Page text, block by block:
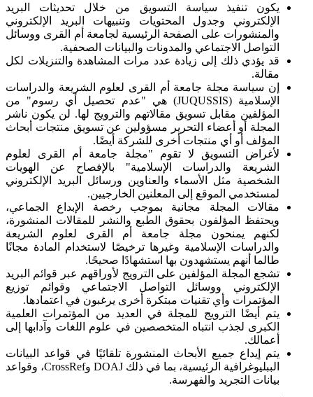
يكون تنفيذ سياسة التسويق من خلال تحديثات البريد
الإلكتروني وجدول المحتويات وتنبيهات البريد الإلكتروني
والمنشورات على الصفحة الرئيسية لجامعة أم القرى ووسائل
التواصل الاجتماعي والمدونات والبيانات الصحفية.
قد يؤدي ذلك إلى زيادة عدد مرات المشاهدة والتنزيلات لكل
مقالة.
إن سياسة مجلة جامعة أم القرى لعلوم الشريعة والدراسات
الإسلامية (JUQUSSIS) هي "عدم تحصيل أي رسوم" من
المؤلفين مقابل تسويق مقالاتهم والترويج لها. لن يكون ناشر
المجلة أو أعضاء التحرير مسؤولين عن تسويق منتجات أبحاث
المؤلف أو أي منتجات أخرى للشركة أيضًا.
لأغراض التسويق لا تقوم "مجلة جامعة أم القرى لعلوم
الشريعة والدراسات الإسلامية" بالإفصاح عن الهويات
الشخصية مثل الأسماء والعناوين ورسائل البريد الإلكتروني
لمستخدمي الموقع إلى المعلنين الخارجيين.
مقالات المجلة مجانية بموجب رخصة الإبداع الجماعي،
ويحتفظ المؤلفون بحقوق الطبع والنشر للمقالات المنشورة،
لكنهم يمنحون مجلة جامعة أم القرى لعلوم الشريعة
والدراسات الإسلامية وغيرها ترخيصًا لاستخدام المادة مجانًا
طالما أنهم يستشهدون بها استشهادًا صحيحًا.
تشجع المجلة المؤلفين على الترويج لأوراقهم عبر قوائم البريد
الإلكتروني ووسائل التواصل الاجتماعي وقوائم توزيع
المؤتمرات وأي تقنيات مبتكرة أخرى يرغبون في اعتمادها.
يتم أيضًا الترويج للمجلة في العديد من المؤتمرات العلمية
الكبرى لجذب انتباه المتخصصين في علوم اللغات وآدابها إلى
أعمالك.
يتم إيداع جميع الأبحاث المنشورة تلقائيًا في قواعد البيانات
الببليوغرافية الرئيسية، بما في ذلك DOAJ وCrossRef، وقواعد
بيانات التجريد والفهرسة.